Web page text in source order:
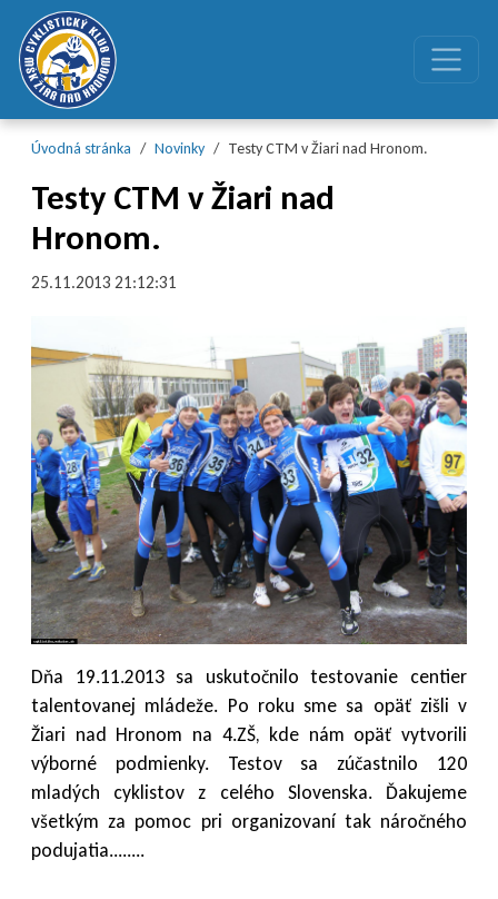
Preskočiť na obsah
Preskočiť na hlavné menu
Úvodná stránka Novinky Testy CTM v Žiari nad Hronom.
Testy CTM v Žiari nad
Hronom.
25.11.2013 21:12:31
Dňa 19.11.2013 sa uskutočnilo testovanie centier
talentovanej mládeže. Po roku sme sa opäť zišli v
Žiari nad Hronom na 4.ZŠ, kde nám opäť vytvorili
výborné podmienky. Testov sa zúčastnilo 120
mladých cyklistov z celého Slovenska. Ďakujeme
všetkým za pomoc pri organizovaní tak náročného
podujatia........